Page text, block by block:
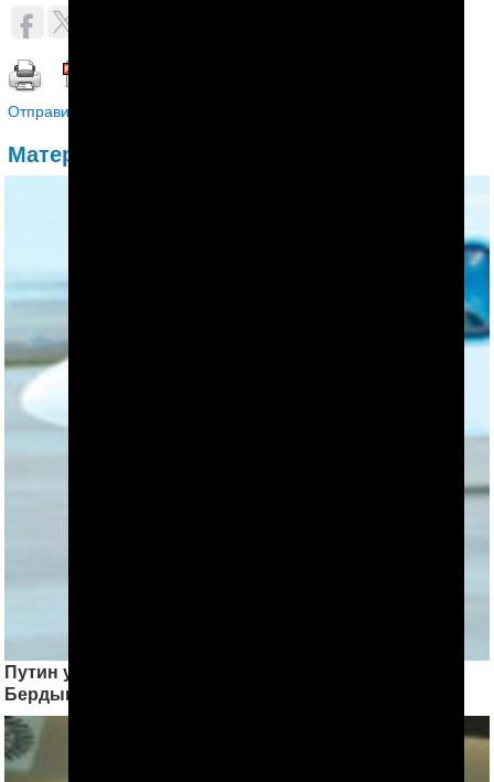
Отправить другу
Материалы по теме:
Путин усомнился в реализации ТАПИ,
Бердымухамедов не поехал на саммит СНГ